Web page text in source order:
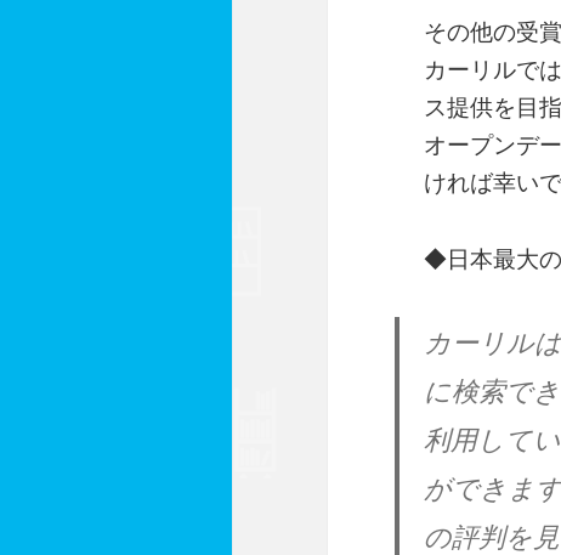
その他の受
カーリルで
ス提供を目
オープンデ
ければ幸いで
◆日本最大
カーリル
に検索で
利用して
ができま
の評判を